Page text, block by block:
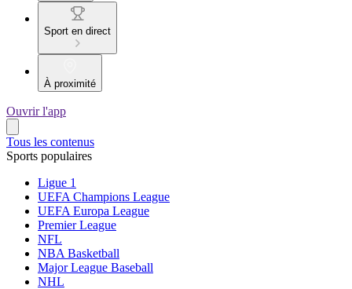
Sport en direct
À proximité
Ouvrir l'app
Tous les contenus
Sports populaires
Ligue 1
UEFA Champions League
UEFA Europa League
Premier League
NFL
NBA Basketball
Major League Baseball
NHL